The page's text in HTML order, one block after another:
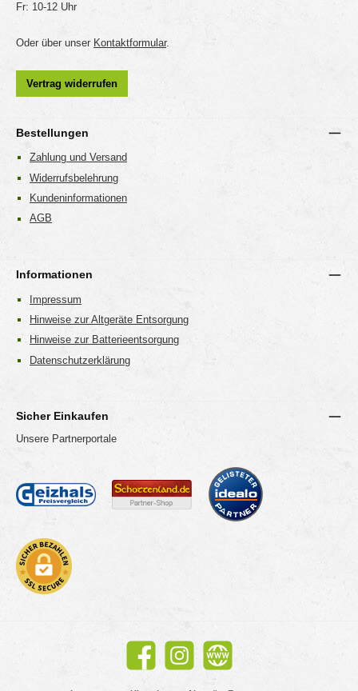
Fr: 10-12 Uhr
Oder über unser Kontaktformular.
Vertrag widerrufen
Bestellungen
Zahlung und Versand
Widerrufsbelehrung
Kundeninformationen
AGB
Informationen
Impressum
Hinweise zur Altgeräte Entsorgung
Hinweise zur Batterieentsorgung
Datenschutzerklärung
Sicher Einkaufen
Unsere Partnerportale
Facebook Instagram Website